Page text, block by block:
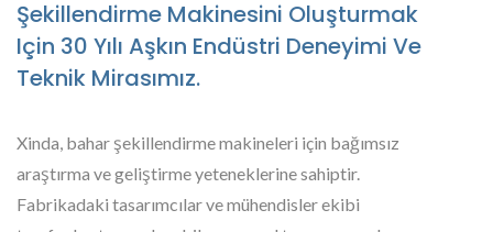
Şekillendirme Makinesini Oluşturmak
Için 30 Yılı Aşkın Endüstri Deneyimi Ve
Teknik Mirasımız.
Xinda, bahar şekillendirme makineleri için bağımsız
araştırma ve geliştirme yeteneklerine sahiptir.
Fabrikadaki tasarımcılar ve mühendisler ekibi